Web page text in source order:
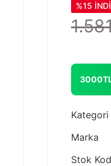
%15
Kategori
Marka
Stok